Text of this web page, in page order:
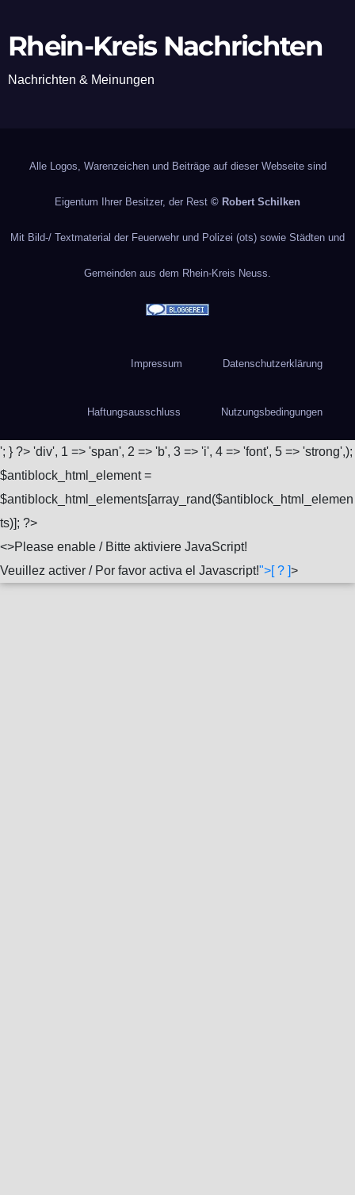
Rhein-Kreis Nachrichten
Nachrichten & Meinungen
Alle Logos, Warenzeichen und Beiträge auf dieser Webseite sind
Eigentum Ihrer Besitzer, der Rest © Robert Schilken
Mit Bild-/ Textmaterial der Feuerwehr und Polizei (ots) sowie Städten und
Gemeinden aus dem Rhein-Kreis Neuss.
Impressum Datenschutzerklärung
Haftungsausschluss Nutzungsbedingungen
'; } ?> 'div', 1 => 'span', 2 => 'b', 3 => 'i', 4 => 'font', 5 => 'strong',);
$antiblock_html_element =
$antiblock_html_elements[array_rand($antiblock_html_elemen
ts)]; ?>
<>Please enable / Bitte aktiviere JavaScript!
Veuillez activer / Por favor activa el Javascript!">[ ? ]>